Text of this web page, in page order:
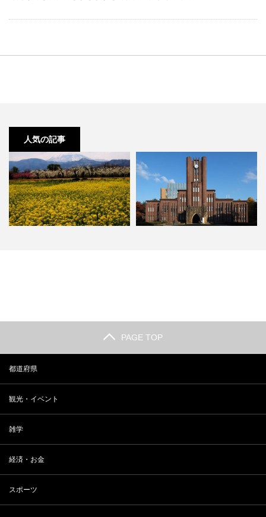
人気の記事
PAGE TOP
都道府県
観光・イベント
雑学
経済・お金
スポーツ